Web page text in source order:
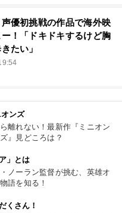
優初挑戦の作品で海外映
！「ドキドキするけど胸
たい」
ンズ
離れない！最新作『ミニオン
』見どころは？
」とは
ノーラン監督が挑む、英雄オ
語を知る！
くさん！